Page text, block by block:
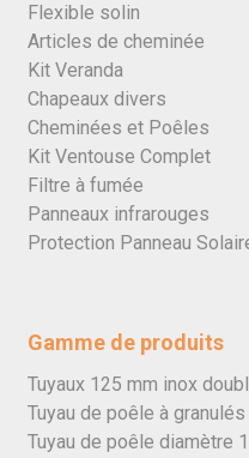
Flexible solin
Articles de cheminée
Kit Veranda
Chapeaux divers
Cheminées et Poêles
Kit Ventouse Complet
Filtre à fumée
Panneaux infrarouges
Protection Panneau
Gamme de produits
Tuyaux 125 mm inox
Tuyau de poêle à
Tuyau de poêle diamètre